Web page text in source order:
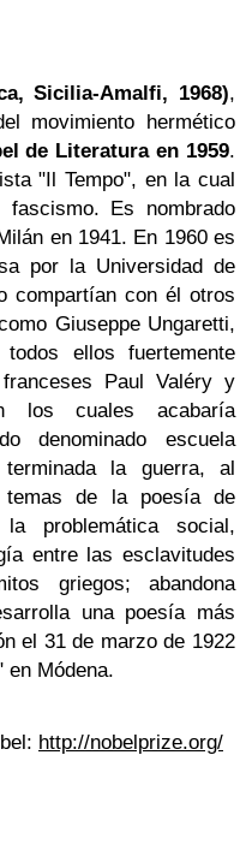
Sicilia-Amalfi, 1968),
movimiento hermético
de Literatura en 1959.
"Il Tempo", en la cual
Es nombrado
en 1941. En 1960 es
por la Universidad de
compartían con él otros
Giuseppe Ungaretti,
ellos fuertemente
Paul Valéry y
los cuales acabaría
denominado escuela
la guerra, al
temas de la poesía de
problemática social,
entre las esclavitudes
griegos; abandona
una poesía más
el 31 de marzo de 1922
en Módena.
http://nobelprize.org/